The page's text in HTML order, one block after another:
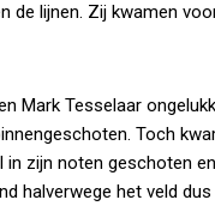
de lijnen. Zij kwamen
Mark Tesselaar
Toch
zijn noten geschoten
halverwege het veld